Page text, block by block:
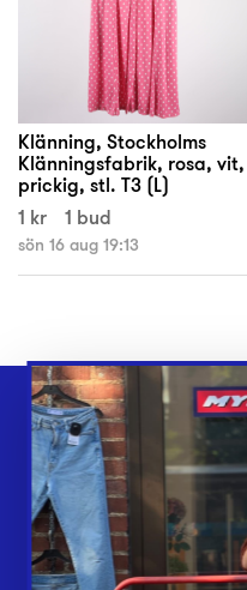
Klänning, Stockholms
Klänningsfabrik, rosa, vit,
prickig, stl. T3 (L)
1 kr
1 bud
sön 16 aug 19:13
Webbshop
Butiker
Lämna in
Vårt överskott